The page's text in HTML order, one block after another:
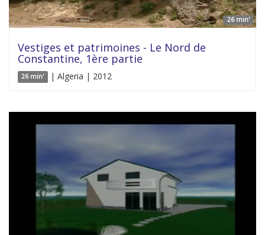
26 min'
Vestiges et patrimoines - Le Nord de
Constantine, 1ère partie
26 min' | Algeria | 2012